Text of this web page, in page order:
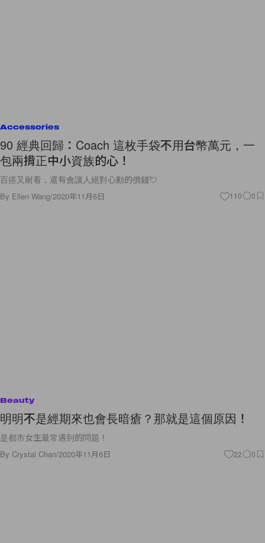
Accessories
90 經典回歸：Coach 這枚手袋不用台幣萬元，一
包兩揹正中小資族的心！
百搭又耐看，還有會讓人絕對心動的價錢💘
By Ellen Wang/2020年11月6日 110 0
Beauty
明明不是經期來也會長暗瘡？那就是這個原因！
是都市女生最常遇到的問題！
By Crystal Chan/2020年11月6日 22 0